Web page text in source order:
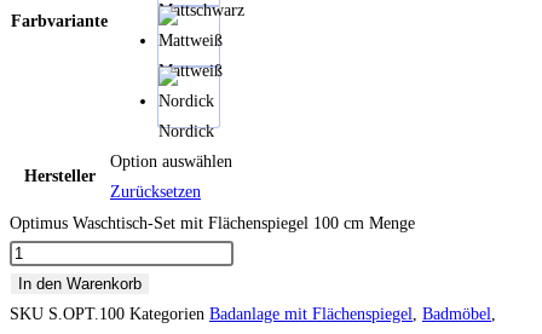
Farbvariante
Mattschwarz
Mattweiß
Nordick
Hersteller
Option auswählen
Zurücksetzen
Optimus Waschtisch-Set mit Flächenspiegel 100 cm Menge
In den Warenkorb
SKU S.OPT.100 Kategorien Badanlage mit Flächenspiegel, Badmöbel,